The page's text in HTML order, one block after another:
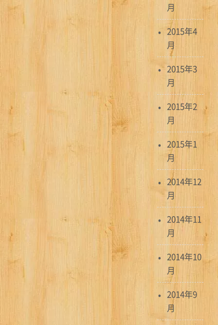
月
2015年4
月
2015年3
月
2015年2
月
2015年1
月
2014年12
月
2014年11
月
2014年10
月
2014年9
月